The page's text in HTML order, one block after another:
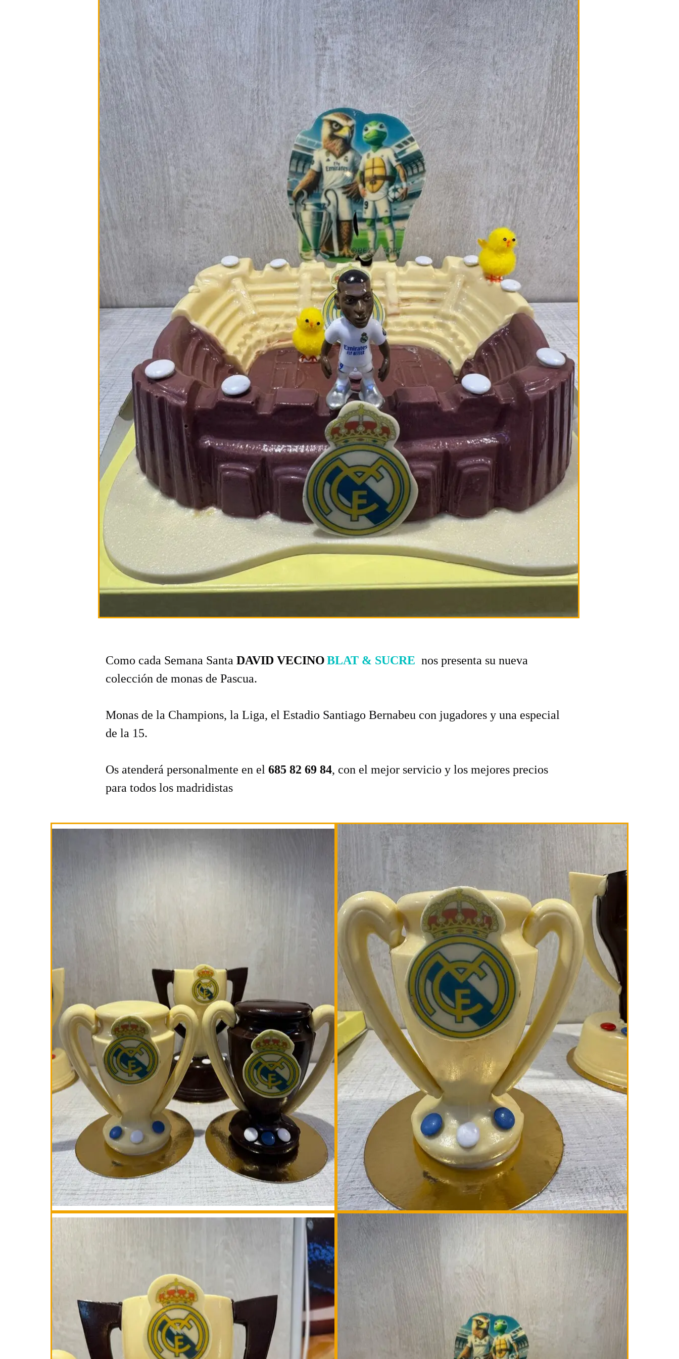
Como cada Semana Santa DAVID VECINOBLAT & SUCRE nos presenta su nueva
colección de monas de Pascua.
Monas de la Champions, la Liga, el Estadio Santiago Bernabeu con jugadores y una especial
de la 15.
Os atenderá personalmente en el 685 82 69 84, con el mejor servicio y los mejores precios
para todos los madridistas